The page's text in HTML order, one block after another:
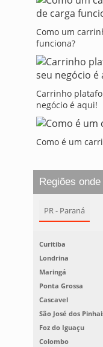
Como um
funciona?
Carrinho
negócio é aqui!
Como é um
Regiões
PR - Paraná
Curitiba
Londrina
Maringá
Ponta Grossa
Cascavel
São José dos
Foz do Iguaçu
Colombo